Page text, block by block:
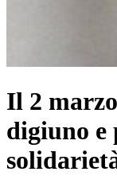
Il 2
digiuno e